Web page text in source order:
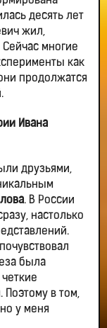
десять лет
жил,
многие
как
продолжатся
Ивана
друзьями,
. В России
настолько
была
в том,
у меня